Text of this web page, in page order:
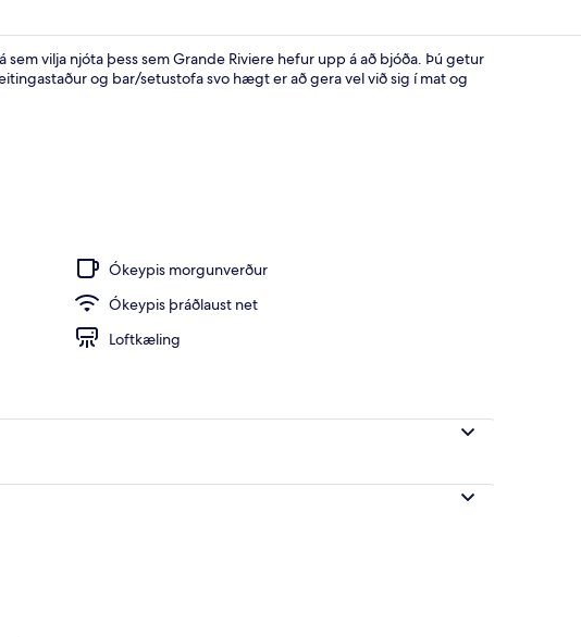
vilja njóta þess sem Grande Riviere hefur upp á að bjóða. Þú getur
og bar/setustofa svo hægt er að gera vel við sig í mat og
Ókeypis morgunverður
Ókeypis þráðlaust net
Loftkæling